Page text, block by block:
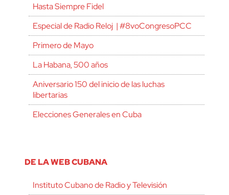
Hasta Siempre Fidel
Especial de Radio Reloj | #8voCongresoPCC
Primero de Mayo
La Habana, 500 años
Aniversario 150 del inicio de las luchas
libertarias
Elecciones Generales en Cuba
DE LA WEB CUBANA
Instituto Cubano de Radio y Televisión